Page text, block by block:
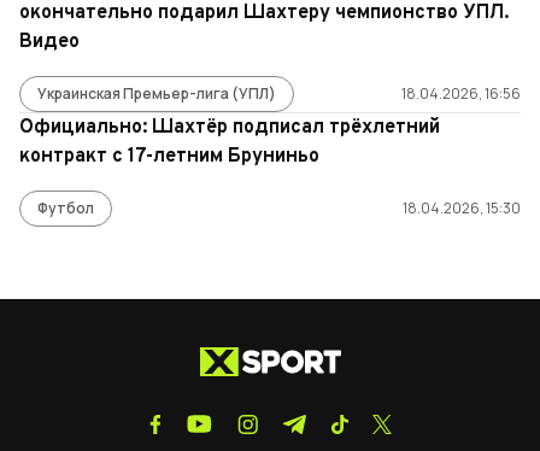
окончательно подарил Шахтеру чемпионство УПЛ.
Видео
Украинская Премьер-лига (УПЛ) 18.04.2026, 16:56
Официально: Шахтёр подписал трёхлетний
контракт с 17-летним Бруниньо
Футбол 18.04.2026, 15:30